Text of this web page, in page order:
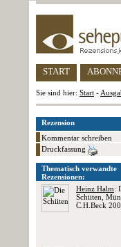
START
Sie sind hier: Start -
Rezension
Kommentar schreiben
Druckfassung
Thematisch verwandte
Rezensionen:
Heinz Halm:
Schiiten,
C.H.Beck